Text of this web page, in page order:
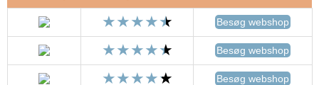
Besøg webshop
Besøg webshop
Besøg webshop